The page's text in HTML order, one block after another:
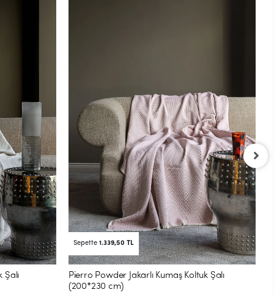
Şalı
Sepette 1.339,50 TL
Pierro Powder Jakarlı Kumaş Koltuk Şalı
(200*230 cm)